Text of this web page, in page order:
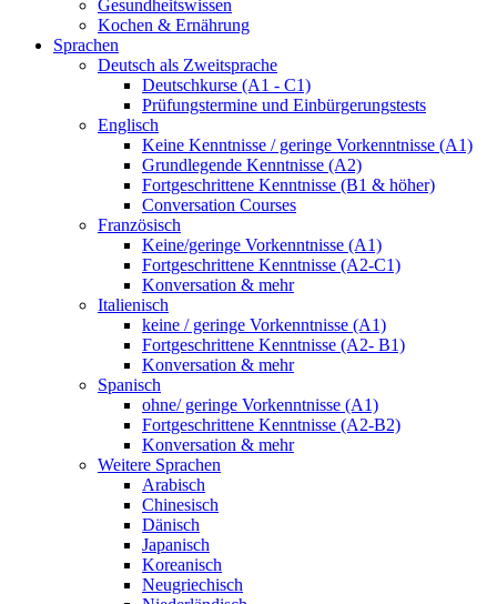
Gesundheitswissen
Kochen & Ernährung
Sprachen
Deutsch als Zweitsprache
Deutschkurse (A1 - C1)
Prüfungstermine und Einbürgerungstests
Englisch
Keine Kenntnisse / geringe Vorkenntnisse (A1)
Grundlegende Kenntnisse (A2)
Fortgeschrittene Kenntnisse (B1 & höher)
Conversation Courses
Französisch
Keine/geringe Vorkenntnisse (A1)
Fortgeschrittene Kenntnisse (A2-C1)
Konversation & mehr
Italienisch
keine / geringe Vorkenntnisse (A1)
Fortgeschrittene Kenntnisse (A2- B1)
Konversation & mehr
Spanisch
ohne/ geringe Vorkenntnisse (A1)
Fortgeschrittene Kenntnisse (A2-B2)
Konversation & mehr
Weitere Sprachen
Arabisch
Chinesisch
Dänisch
Japanisch
Koreanisch
Neugriechisch